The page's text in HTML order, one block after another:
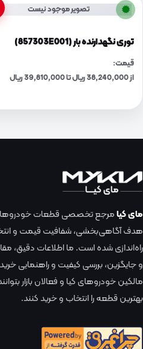
تصویر موجود نیست
توری نگهدارنده بار (857303E001)
قیمت:
از 38,240,000 ریال تا 39,810,000 ریال
مای کیامرجع تخصصی قطعات
هدف آگاهی‌بخشی، شفافیت قیمت و
راه‌اندازی شده است. ما اطلاعات دقیق،
و جایگزین، بررسی کیفیت و راهنمایی خرید
مالکین خودروهای کیا و فعالان بازار
بهترین قطعه را انتخاب و خرید کنند.